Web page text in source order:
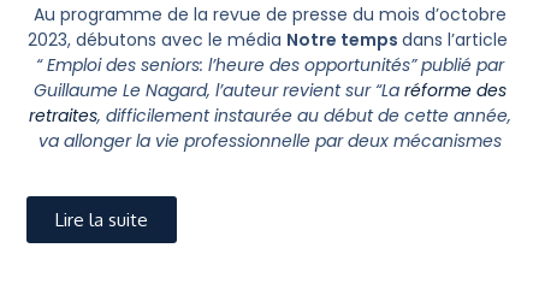
Au programme de la revue de presse du mois d’octobre
2023, débutons avec le média Notre temps dans l’article
“ Emploi des seniors: l’heure des opportunités” publié par
Guillaume Le Nagard, l’auteur revient sur “La réforme des
retraites, difficilement instaurée au début de cette année,
va allonger la vie professionnelle par deux mécanismes
Lire la suite